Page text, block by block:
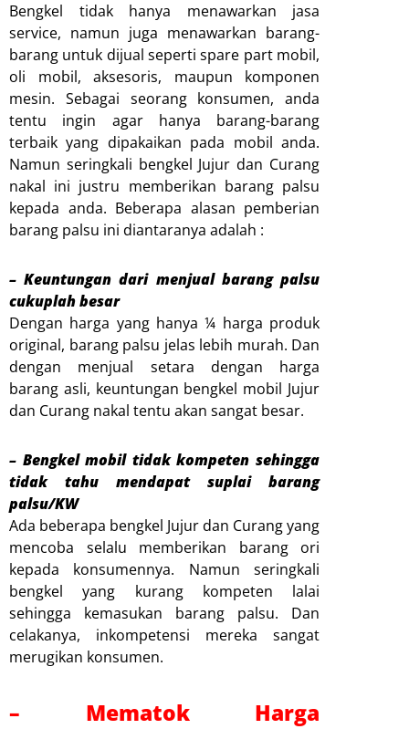
Bengkel tidak hanya menawarkan jasa
service, namun juga menawarkan barang-
barang untuk dijual seperti spare part mobil,
oli mobil, aksesoris, maupun komponen
mesin. Sebagai seorang konsumen, anda
tentu ingin agar hanya barang-barang
terbaik yang dipakaikan pada mobil anda.
Namun seringkali bengkel Jujur dan Curang
nakal ini justru memberikan barang palsu
kepada anda. Beberapa alasan pemberian
barang palsu ini diantaranya adalah :
– Keuntungan dari menjual barang palsu
cukuplah besar
Dengan harga yang hanya ¼ harga produk
original, barang palsu jelas lebih murah. Dan
dengan menjual setara dengan harga
barang asli, keuntungan bengkel mobil Jujur
dan Curang nakal tentu akan sangat besar.
– Bengkel mobil tidak kompeten sehingga
tidak tahu mendapat suplai barang
palsu/KW
Ada beberapa bengkel Jujur dan Curang yang
mencoba selalu memberikan barang ori
kepada konsumennya. Namun seringkali
bengkel yang kurang kompeten lalai
sehingga kemasukan barang palsu. Dan
celakanya, inkompetensi mereka sangat
merugikan konsumen.
– Mematok Harga